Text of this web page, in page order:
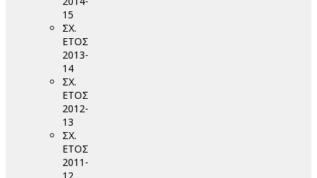
15
ΣΧ.
ΕΤΟΣ
2013-
14
ΣΧ.
ΕΤΟΣ
2012-
13
ΣΧ.
ΕΤΟΣ
2011-